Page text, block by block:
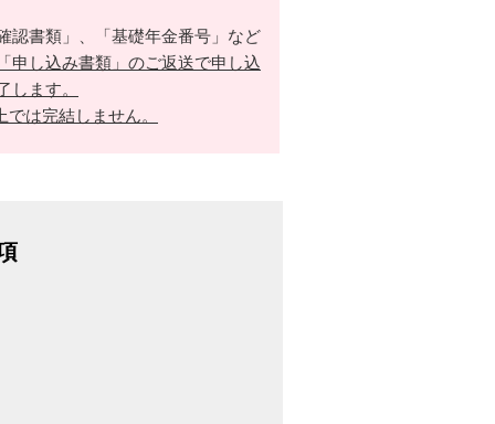
認書類」、「基礎年金番号」など
申し込み書類」のご返送で申し込
します。
では完結しません。